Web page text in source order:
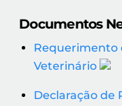
Documentos
Requerimento
Veterinário
Declaração de